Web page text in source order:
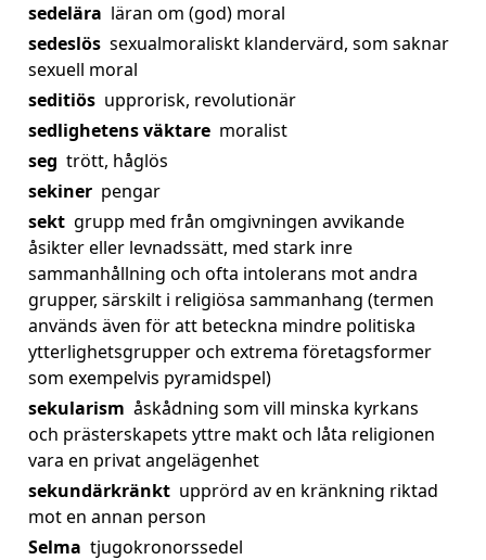
sedelära läran om (god) moral
sedeslös sexualmoraliskt klandervärd, som saknar
sexuell moral
seditiös upprorisk, revolutionär
sedlighetens väktare moralist
seg trött, håglös
sekiner pengar
sekt grupp med från omgivningen avvikande
åsikter eller levnadssätt, med stark inre
sammanhållning och ofta intolerans mot andra
grupper, särskilt i religiösa sammanhang (termen
används även för att beteckna mindre politiska
ytterlighetsgrupper och extrema företagsformer
som exempelvis pyramidspel)
sekularism åskådning som vill minska kyrkans
och prästerskapets yttre makt och låta religionen
vara en privat angelägenhet
sekundärkränkt upprörd av en kränkning riktad
mot en annan person
Selma tjugokronorssedel